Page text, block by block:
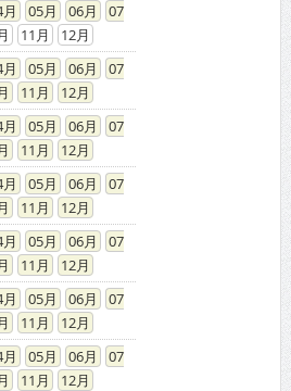
05 06
07
11
12
05 06
07
11
12
05 06
07
11
12
05 06
07
11
12
05 06
07
11
12
05 06
07
11
12
05 06
07
11
12